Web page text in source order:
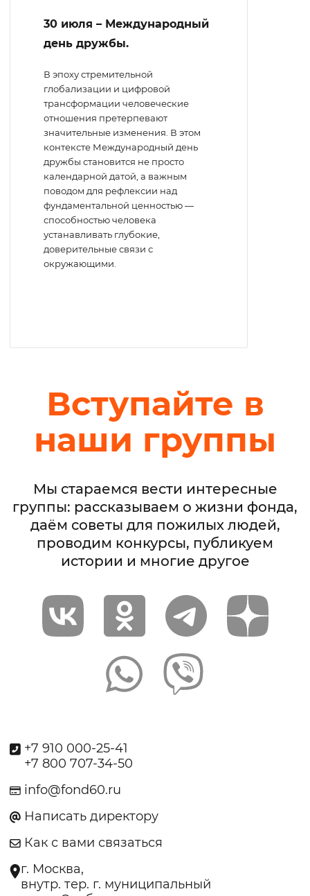
30 июля – Международный
день дружбы.
В эпоху стремительной
глобализации и цифровой
трансформации человеческие
отношения претерпевают
значительные изменения. В этом
контексте Международный день
дружбы становится не просто
календарной датой, а важным
поводом для рефлексии над
фундаментальной ценностью —
способностью человека
устанавливать глубокие,
доверительные связи с
окружающими.
Вступайте в
наши группы
Мы стараемся вести интересные
группы: рассказываем о жизни фонда,
даём советы для пожилых людей,
проводим конкурсы, публикуем
истории и многие другое
+7 910 000-25-41
+7 800 707-34-50
info@fond60.ru
Написать директору
Как с вами связаться
г. Москва,
внутр. тер. г. муниципальный